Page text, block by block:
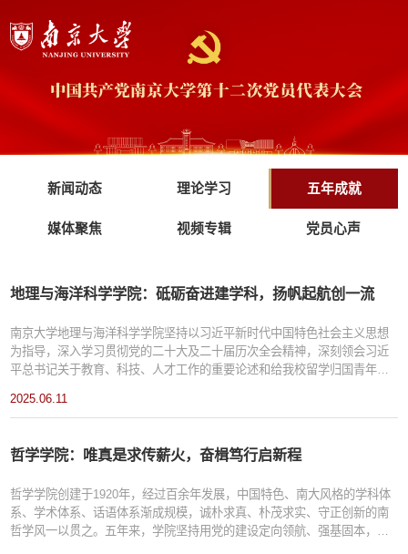
新闻动态 理论学习 五年成就
媒体聚焦 视频专辑 党员心声
地理与海洋科学学院：砥砺奋进建学科，扬帆起航创一流
南京大学地理与海洋科学学院坚持以习近平新时代中国特色社会主义思想
为指导，深入学习贯彻党的二十大及二十届历次全会精神，深刻领会习近
平总书记关于教育、科技、人才工作的重要论述和给我校留学归国青年学
终以党的建设为统领，在党建引领、立德树人、科学研究、人才队伍、平
2025.06.11
哲学学院：唯真是求传薪火，奋楫笃行启新程
哲学学院创建于1920年，经过百余年发展，中国特色、南大风格的学科体
系、学术体系、话语体系渐成规模，诚朴求真、朴茂求实、守正创新的南
哲学风一以贯之。五年来，学院坚持用党的建设定向领航、强基固本，积